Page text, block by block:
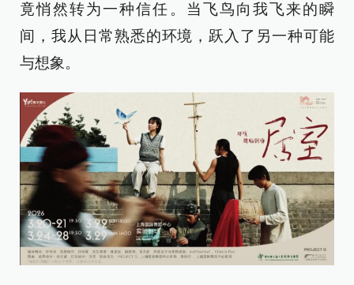
竟悄然转为一种信任。当飞鸟向我飞来的瞬
间，我从日常熟悉的环境，跃入了另一种可能
与想象。